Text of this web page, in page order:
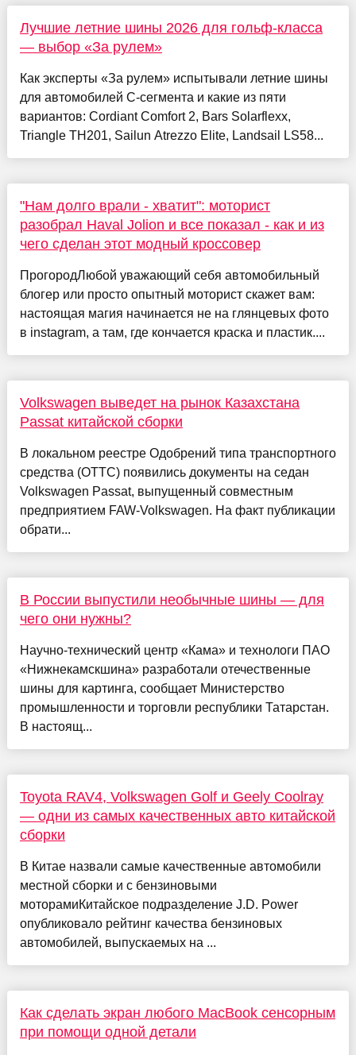
Лучшие летние шины 2026 для гольф-класса
— выбор «За рулем»
Как эксперты «За рулем» испытывали летние шины
для автомобилей C-сегмента и какие из пяти
вариантов: Cordiant Comfort 2, Bars Solarflexx,
Triangle TH201, Sailun Atrezzo Elite, Landsail LS58...
"Нам долго врали - хватит": моторист
разобрал Haval Jolion и все показал - как и из
чего сделан этот модный кроссовер
ПрогородЛюбой уважающий себя автомобильный
блогер или просто опытный моторист скажет вам:
настоящая магия начинается не на глянцевых фото
в instagram, а там, где кончается краска и пластик....
Volkswagen выведет на рынок Казахстана
Passat китайской сборки
В локальном реестре Одобрений типа транспортного
средства (ОТТС) появились документы на седан
Volkswagen Passat, выпущенный совместным
предприятием FAW-Volkswagen. На факт публикации
обрати...
В России выпустили необычные шины — для
чего они нужны?
Научно-технический центр «Кама» и технологи ПАО
«Нижнекамскшина» разработали отечественные
шины для картинга, сообщает Министерство
промышленности и торговли республики Татарстан.
В настоящ...
Toyota RAV4, Volkswagen Golf и Geely Coolray
— одни из самых качественных авто китайской
сборки
В Китае назвали самые качественные автомобили
местной сборки и с бензиновыми
моторамиКитайское подразделение J.D. Power
опубликовало рейтинг качества бензиновых
автомобилей, выпускаемых на ...
Как сделать экран любого MacBook сенсорным
при помощи одной детали